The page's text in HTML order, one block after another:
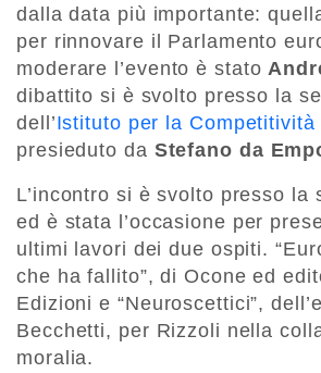
dalla data più importante:
per rinnovare il Parlamento
moderare l’evento è stato
dibattito si è svolto presso la
dell’Istituto per la Competitività
presieduto da Stefano da
L’incontro si è svolto presso la
ed è stata l’occasione per
ultimi lavori dei due ospiti.
che ha fallito”, di Ocone ed
Edizioni e “Neuroscettici”,
Becchetti, per Rizzoli nella
moralia.